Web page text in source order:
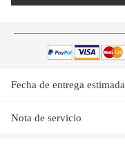
Fecha de entrega estimada
Nota de servicio